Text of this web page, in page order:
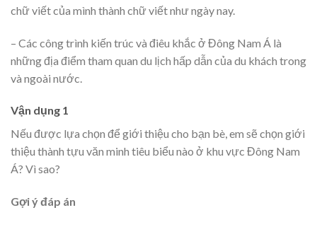
chữ viết của mình thành chữ viết như ngày nay.
– Các công trình kiến trúc và điêu khắc ở Đông Nam Á là
những địa điểm tham quan du lịch hấp dẫn của du khách trong
và ngoài nước.
Vận dụng 1
Nếu được lựa chọn để giới thiệu cho bạn bè, em sẽ chọn giới
thiệu thành tựu văn minh tiêu biểu nào ở khu vực Đông Nam
Á? Vì sao?
Gợi ý đáp án